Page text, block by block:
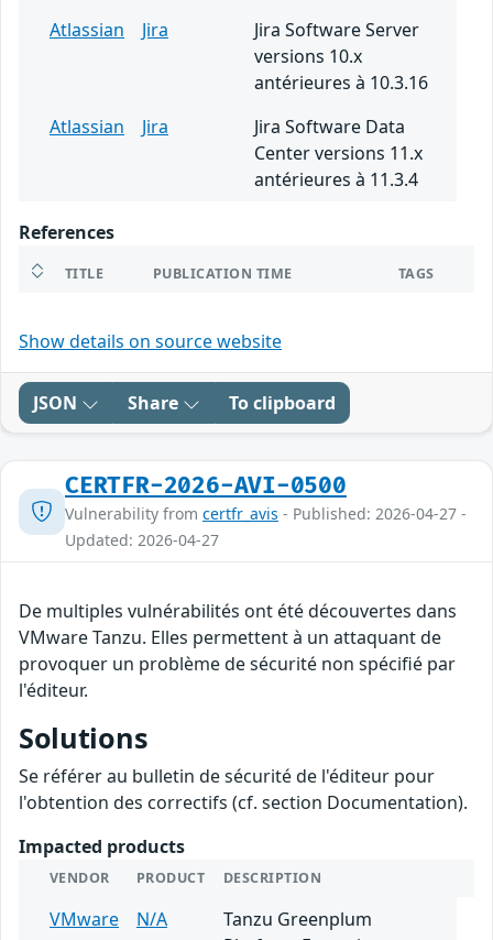
Atlassian
Jira
Jira Software Server
versions 10.x
antérieures à 10.3.16
Atlassian
Jira
Jira Software Data
Center versions 11.x
antérieures à 11.3.4
References
TITLE PUBLICATION TIME TAGS
Show details on source website
JSON Share To clipboard
CERTFR-2026-AVI-0500
Vulnerability from certfr_avis - Published: 2026-04-27 -
Updated: 2026-04-27
De multiples vulnérabilités ont été découvertes dans
VMware Tanzu. Elles permettent à un attaquant de
provoquer un problème de sécurité non spécifié par
l'éditeur.
Solutions
Se référer au bulletin de sécurité de l'éditeur pour
l'obtention des correctifs (cf. section Documentation).
Impacted products
VENDOR PRODUCT DESCRIPTION
VMware N/A
Tanzu Greenplum